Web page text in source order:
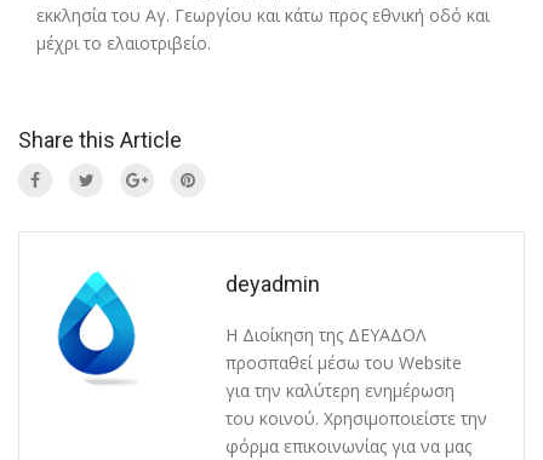
εκκλησία του Αγ. Γεωργίου και κάτω προς εθνική οδό και
μέχρι το ελαιοτριβείο.
Share this Article
deyadmin
Η Διοίκηση της ΔΕΥΑΔΟΛ
προσπαθεί μέσω του Website
για την καλύτερη ενημέρωση
του κοινού. Χρησιμοποιείστε την
φόρμα επικοινωνίας για να μας